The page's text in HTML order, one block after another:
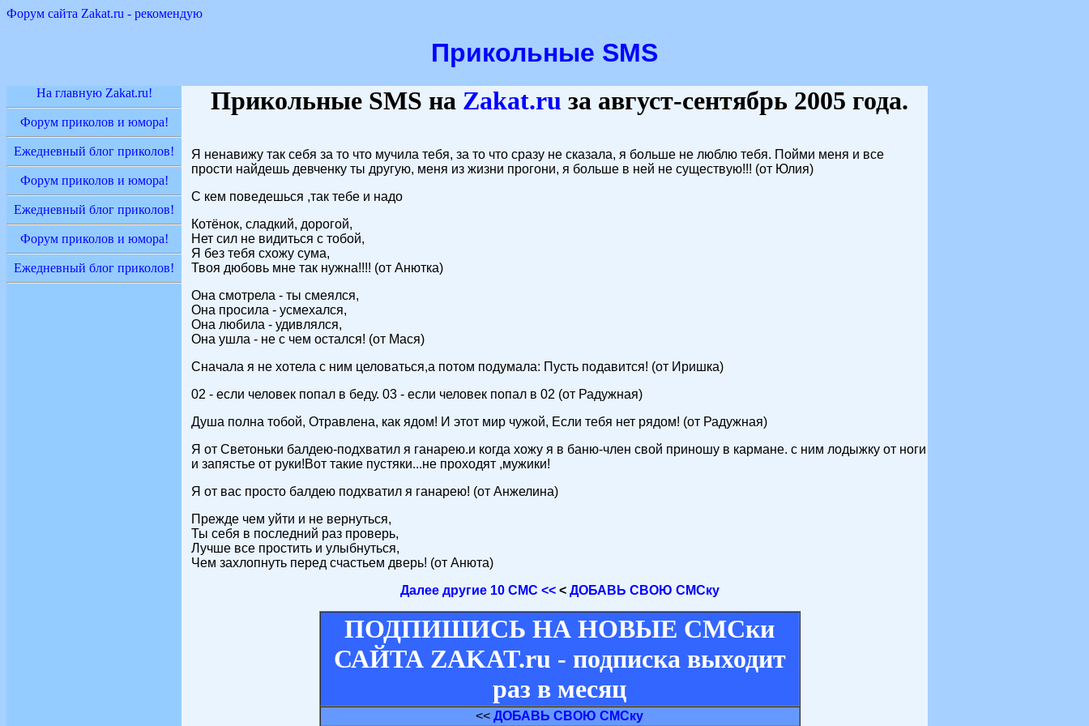
Форум сайта Zakat.ru - рекомендую
Прикольные SMS
На главную Zakat.ru!
Форум приколов и юмора!
Ежедневный блог приколов!
Форум приколов и юмора!
Ежедневный блог приколов!
Форум приколов и юмора!
Ежедневный блог приколов!
Прикольные SMS на Zakat.ru за август-сентябрь 2005 года.
Я ненавижу так себя за то что мучила тебя, за то что сразу не сказала, я больше не люблю тебя. Пойми меня и все
прости найдешь девченку ты другую, меня из жизни прогони, я больше в ней не существую!!! (от Юлия)
С кем поведешься ,так тебе и надо
Котёнок, сладкий, дорогой,
Нет сил не видиться с тобой,
Я без тебя схожу сума,
Твоя дюбовь мне так нужна!!!! (от Анютка)
Она смотрела - ты смеялся,
Она просила - усмехался,
Она любила - удивлялся,
Она ушла - не с чем остался! (от Мася)
Сначала я не хотела с ним целоваться,а потом подумала: Пусть подавится! (от Иришка)
02 - если человек попал в беду. 03 - если человек попал в 02 (от Радужная)
Душа полна тобой, Отравлена, как ядом! И этот мир чужой, Если тебя нет рядом! (от Радужная)
Я от Светоньки балдею-подхватил я ганарею.и когда хожу я в баню-член свой приношу в кармане. с ним лодыжку от ноги
и запястье от руки!Вот такие пустяки...не проходят ,мужики!
Я от вас просто балдею подхватил я ганарею! (от Анжелина)
Прежде чем уйти и не вернуться,
Ты себя в последний раз проверь,
Лучше все простить и улыбнуться,
Чем захлопнуть перед счастьем дверь! (от Анюта)
Далее другие 10 СМС <<< ДОБАВЬ СВОЮ СМСку
ПОДПИШИСЬ НА НОВЫЕ СМСки
САЙТА ZAKAT.ru - подписка выходит
раз в месяц
<< ДОБАВЬ СВОЮ СМСку